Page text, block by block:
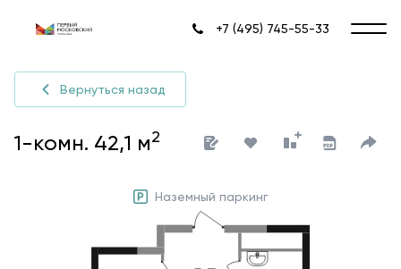
+7 (495) 745-55-33
Вернуться назад
1-комн. 42,1 м2
Наземный паркинг